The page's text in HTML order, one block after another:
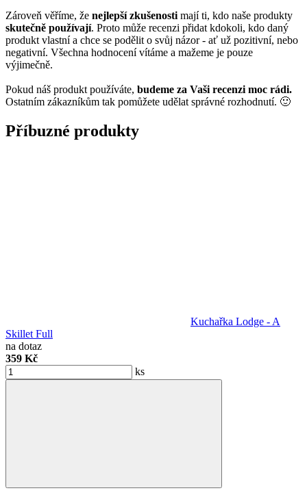
Zároveň věříme, že nejlepší zkušenosti mají ti, kdo naše produkty
skutečně používají. Proto může recenzi přidat kdokoli, kdo daný
produkt vlastní a chce se podělit o svůj názor - ať už pozitivní, nebo
negativní. Všechna hodnocení vítáme a mažeme je pouze
výjimečně.
Pokud náš produkt používáte, budeme za Vaši recenzi moc rádi.
Ostatním zákazníkům tak pomůžete udělat správné rozhodnutí. 🙂
Příbuzné produkty
Kuchařka Lodge - A
Skillet Full
na dotaz
359 Kč
ks